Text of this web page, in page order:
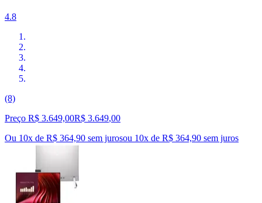
4.8
(8)
Preço R$ 3.649,00R$ 3.649,00
Ou 10x de R$ 364,90 sem jurosou 10x de R$ 364,90 sem juros